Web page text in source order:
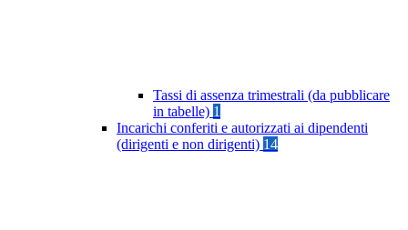
Tassi di assenza trimestrali (da pubblicare
in tabelle) 1
Incarichi conferiti e autorizzati ai dipendenti
(dirigenti e non dirigenti) 14